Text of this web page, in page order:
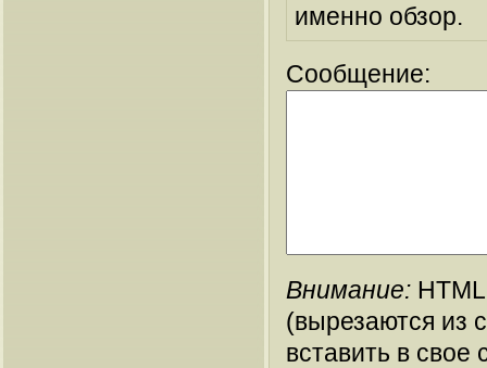
именно обзор.
Сообщение:
Внимание:
(вырезаются из
вставить в